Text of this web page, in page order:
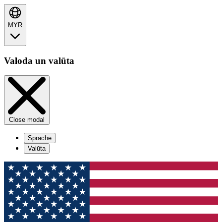
MYR
Valoda un valūta
Close modal
Sprache
Valūta